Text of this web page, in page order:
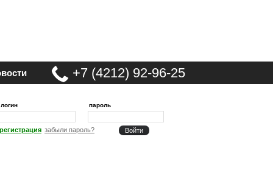
+7 (4212) 92-96-25
логин пароль
регистрация забыли пароль?